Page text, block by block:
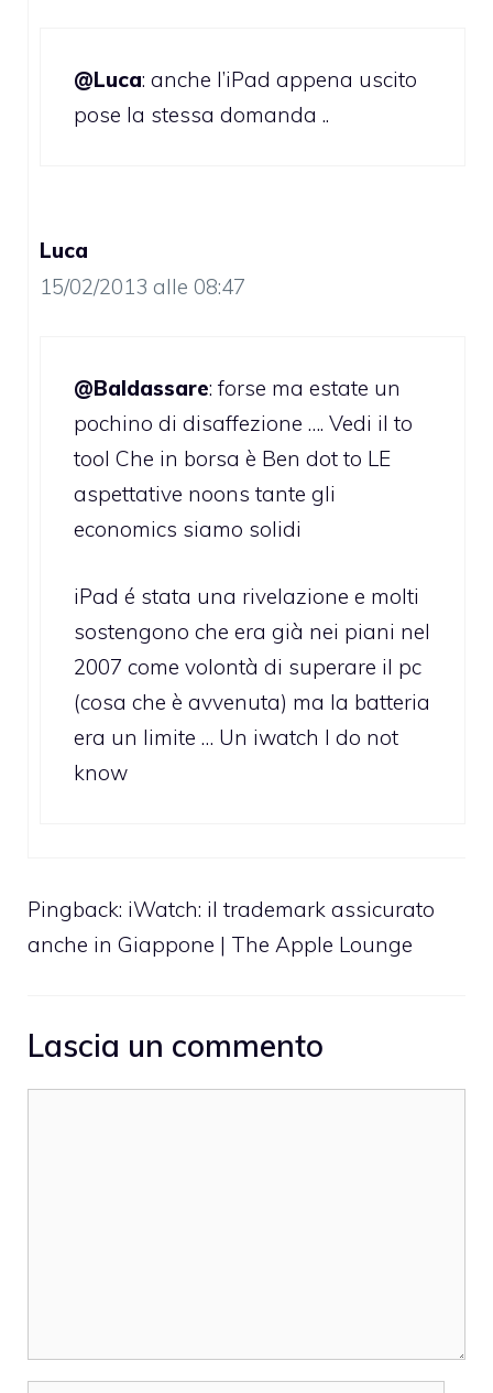
@Luca: anche l’iPad appena uscito
pose la stessa domanda ..
Luca
15/02/2013 alle 08:47
@Baldassare: forse ma estate un
pochino di disaffezione …. Vedi il to
tool Che in borsa è Ben dot to LE
aspettative noons tante gli
economics siamo solidi
iPad é stata una rivelazione e molti
sostengono che era già nei piani nel
2007 come volontà di superare il pc
(cosa che è avvenuta) ma la batteria
era un limite … Un iwatch I do not
know
Pingback: iWatch: il trademark assicurato
anche in Giappone | The Apple Lounge
Lascia un commento